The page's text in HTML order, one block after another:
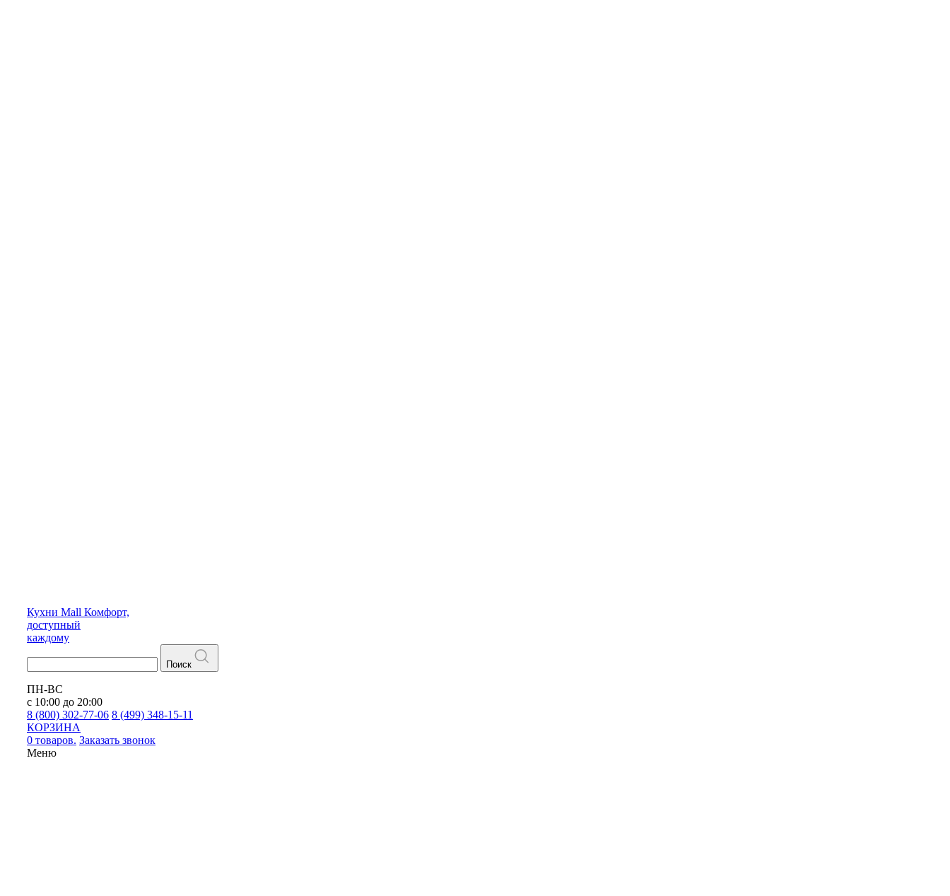
Кухни Mall Комфорт,
доступный
каждому
Поиск
ПН-ВС
с 10:00 до 20:00
8 (800) 302-77-06 8 (499) 348-15-11
КОРЗИНА
0 товаров. Заказать звонок
Меню